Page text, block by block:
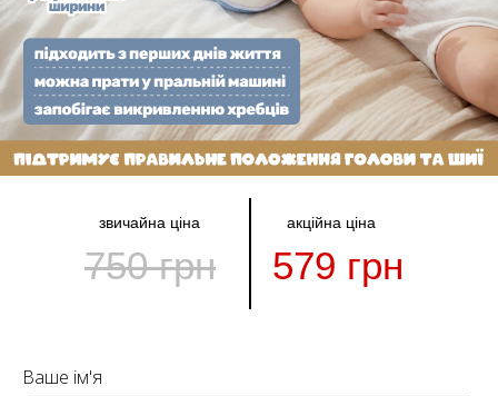
звичайна ціна
750 грн 579 грн
акційна ціна
Ваше ім'я